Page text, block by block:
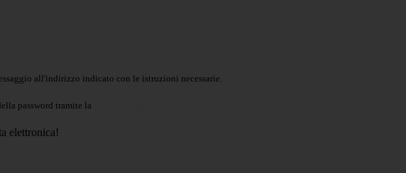
all'indirizzo indicato con le istruzioni necessarie.
password tramite la
elettronica!